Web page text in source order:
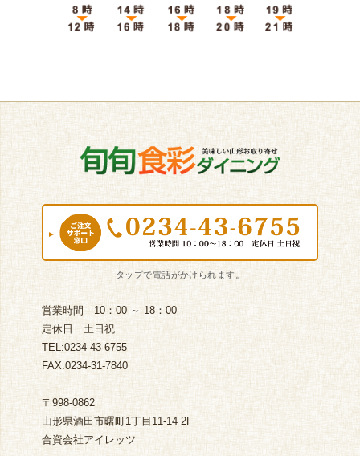
営業時間 10：00 ～ 18：00
定休日 土日祝
TEL:0234-43-6755
FAX:0234-31-7840
〒998-0862
山形県酒田市曙町1丁目11-14 2F
合資会社アイレッツ